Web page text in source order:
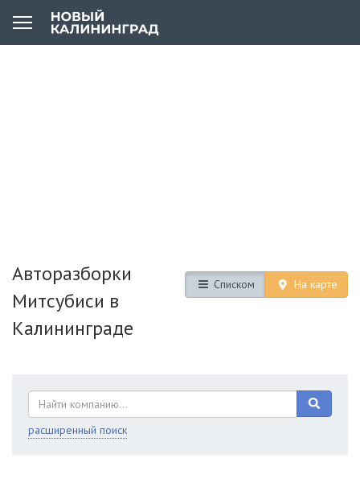
Списком На карте
Авторазборки
Митсубиси в
Калининграде
расширенный поиск